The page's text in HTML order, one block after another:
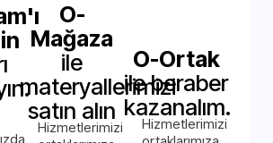
O-
Mağaza
ile
materyallerimizi
satın alın
Hizmetlerimizi
O-Ortak
ile beraber
kazanalım.
Hizmetlerimizi